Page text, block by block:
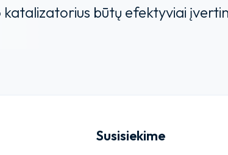
katalizatorius būtų efektyviai
Susisiekime